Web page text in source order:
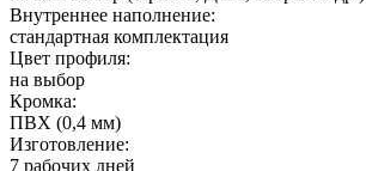
Внутреннее наполнение:
стандартная комплектация
Цвет профиля:
на выбор
Кромка:
ПВХ (0,4 мм)
Изготовление:
7 рабочих дней